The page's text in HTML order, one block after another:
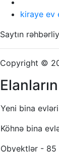
kiraye ev
Saytın
Copyright ©
Yeni bina
Köhnə bina
Obyektlər - 85